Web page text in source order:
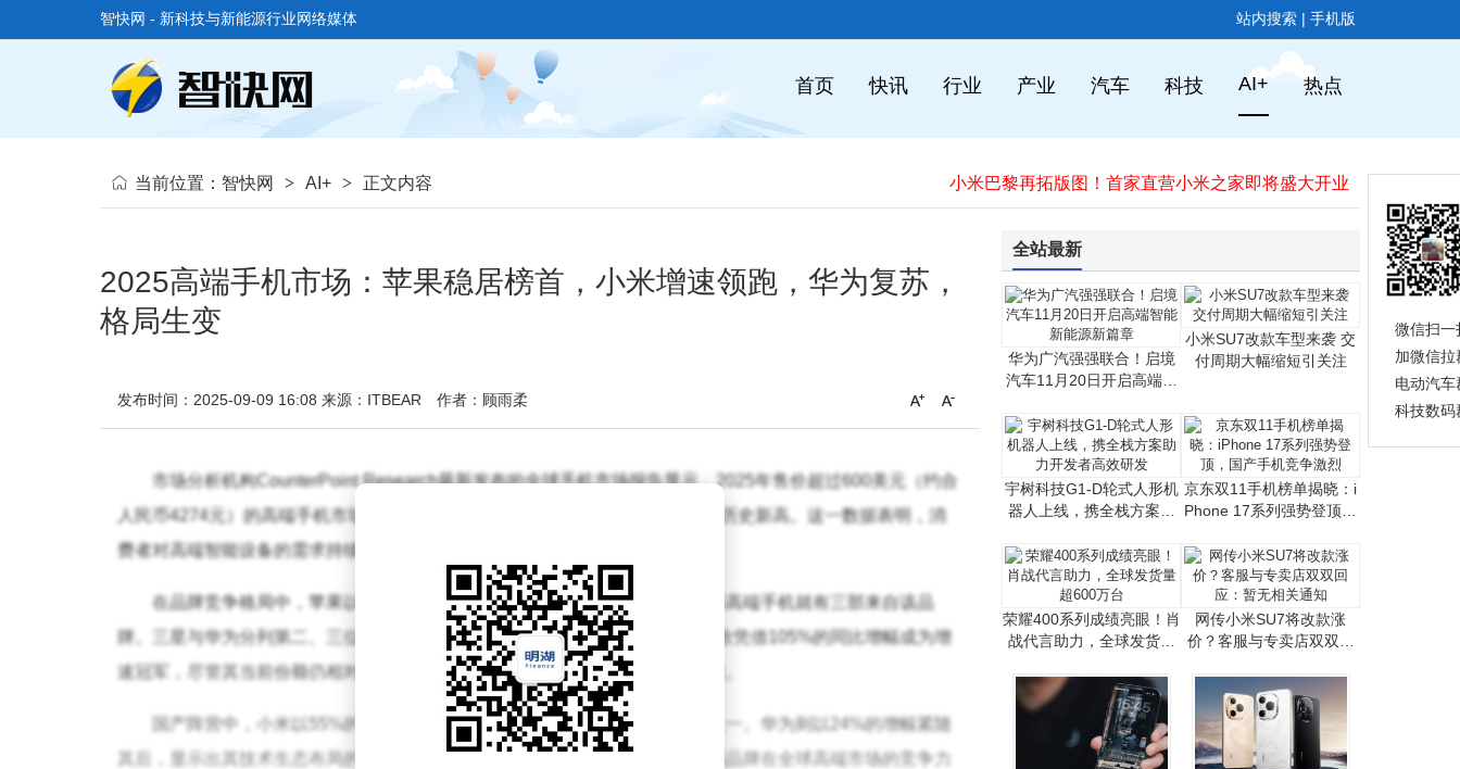
站内搜索 | 手机版
智快网 - 新科技与新能源行业网络媒体
首页 快讯 行业 产业 汽车 科技 AI+ 热点
TCL华星全球显示生态大会：四款新品亮相，AI赋能制造，印刷OLED节能显著
​小米巴黎再拓版图！首家直营小米之家即将盛大开业​
OpenAI推出GPT-5.1系列：对话更有趣，推理更持久，个性化风格增至八种
1899元的iPhone“袜子包”：时尚碰撞下，苹果的配件新探索
谷歌入局私有AI计算：融合云端与端侧AI，隐私保护或成行业新标杆
TCL华星全球显示生态大会：四款新品亮相，AI赋能制造，印刷OLED节能显著
当前位置： 智快网 > AI+ > 正文内容
2025高端手机市场：苹果稳居榜首，小米增速领跑，华为复苏，
格局生变
发布时间：2025-09-09 16:08 来源：ITBEAR 作者：顾雨柔
市场分析机构CounterPoint Research最新发布的全球手机市场报告显示，2025年售价超过600美元（约合
人民币4274元）的高端手机市场迎来爆发式增长，整体销量同比提升8%，创下历史新高。这一数据表明，消
费者对高端智能设备的需求持续攀升，全球手机产业正加速向高端化转型。
在品牌竞争格局中，苹果以62%的市场占有率稳居榜首，相当于每卖出五部高端手机就有三部来自该品
牌。三星与华为分列第二、三位，市占率分别为20%和8%。值得关注的是，谷歌凭借105%的同比增幅成为增
速冠军，尽管其当前份额仍相对有限，但强劲的增长势头预示着潜在的市场变数。
国产阵营中，小米以55%的增速表现突出，成为高端市场增长最快的品牌之一。华为则以24%的增幅紧随
其后，显示出其技术生态布局的持续发力。这两家企业的亮眼表现，标志着中国品牌在全球高端市场的竞争力
全站最新
华为广汽强强联合！启境
汽车11月20日开启高端智
小米SU7改款车型来袭 交
付周期大幅缩短引关注
宇树科技G1-D轮式人形机
器人上线，携全栈方案助
京东双11手机榜单揭晓：i
Phone 17系列强势登顶，
荣耀400系列成绩亮眼！肖
战代言助力，全球发货量
网传小米SU7将改款涨
价？客服与专卖店双双回
微信扫一
加微信拉
电动汽车
科技数码